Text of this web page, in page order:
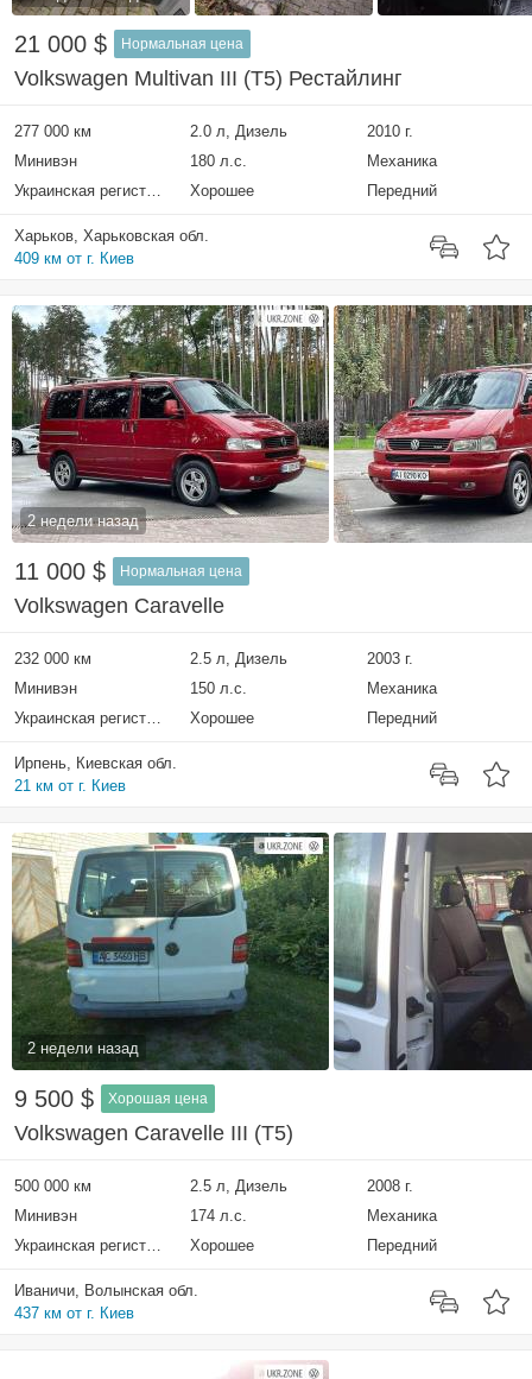
21 000 $ Нормальная цена
Volkswagen Multivan III (T5) Рестайлинг
277 000 км 2.0 л, Дизель
2010 г.
Минивэн
180 л.с.
Механика
Украинская регистрация
Хорошее Передний
Харьков, Харьковская обл.
409 км от г. Киев
2 недели назад
11 000 $ Нормальная цена
Volkswagen Caravelle
232 000 км 2.5 л, Дизель
2003 г.
Минивэн
150 л.с.
Механика
Украинская регистрация
Хорошее Передний
Ирпень, Киевская обл.
21 км от г. Киев
2 недели назад
9 500 $ Хорошая цена
Volkswagen Caravelle III (T5)
500 000 км 2.5 л, Дизель
2008 г.
Минивэн
174 л.с.
Механика
Украинская регистрация
Хорошее Передний
Иваничи, Волынская обл.
437 км от г. Киев